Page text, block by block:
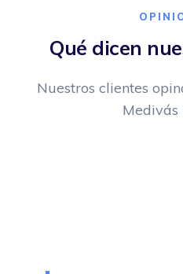
Qué dicen
Nuestros clientes
Medivás